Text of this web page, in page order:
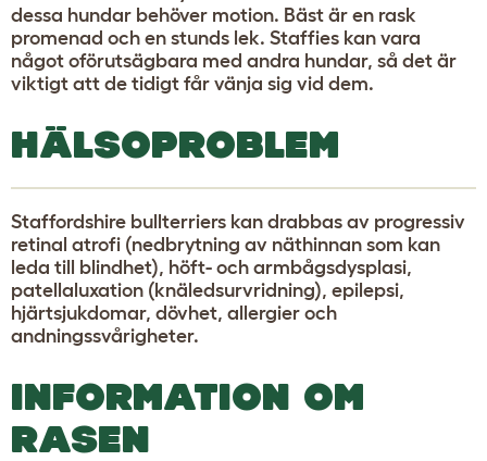
dessa hundar behöver motion. Bäst är en rask
promenad och en stunds lek. Staffies kan vara
något oförutsägbara med andra hundar, så det är
viktigt att de tidigt får vänja sig vid dem.
HÄLSOPROBLEM
Staffordshire bullterriers kan drabbas av progressiv
retinal atrofi (nedbrytning av näthinnan som kan
leda till blindhet), höft- och armbågsdysplasi,
patellaluxation (knäledsurvridning), epilepsi,
hjärtsjukdomar, dövhet, allergier och
andningssvårigheter.
INFORMATION OM
RASEN